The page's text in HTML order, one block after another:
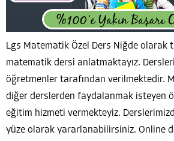
Lgs Matematik Özel Ders Niğde olarak
matematik dersi anlatmaktayız.
öğretmenler tarafından verilmektedir.
diğer derslerden faydalanmak isteyen
eğitim hizmeti vermekteyiz.
yüze olarak yararlanabilirsiniz. Online